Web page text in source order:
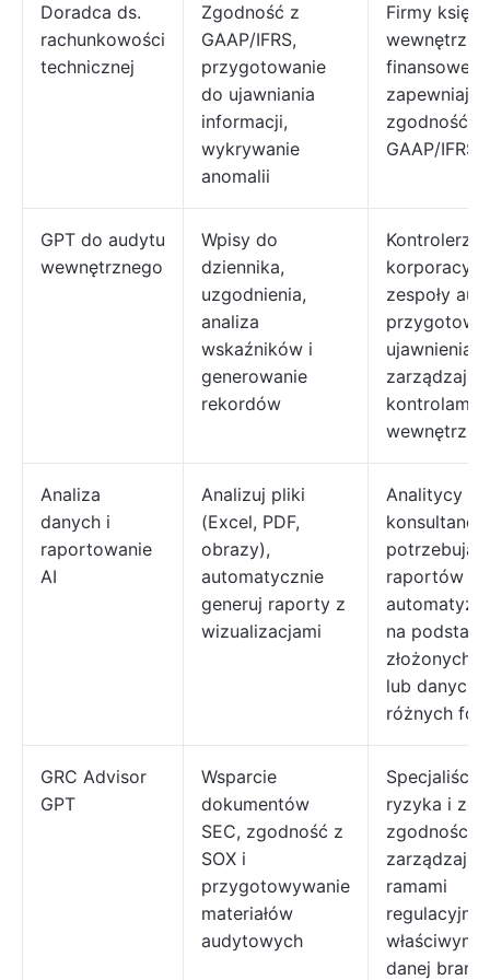
Doradca ds.
rachunkowości
technicznej
Zgodność z
GAAP/IFRS,
przygotowanie
do ujawniania
informacji,
wykrywanie
anomalii
Firmy
wewnętrzne
finansowe
zgodność z
GAAP/IFRS
GPT do audytu
wewnętrznego
Wpisy do
dziennika,
uzgodnienia,
analiza
wskaźników i
generowanie
rekordów
Kontrolerzy
zespoły
ujawnienia i
kontrolami
Analiza
danych i
raportowanie
AI
Analizuj pliki
(Excel, PDF,
obrazy),
automatycznie
generuj raporty z
wizualizacjami
Analitycy i
potrzebują
raportów
na
złożonych
lub danych
różnych
GRC Advisor
GPT
Wsparcie
dokumentów
SEC, zgodność z
SOX i
przygotowywanie
materiałów
audytowych
Specjaliści
ryzyka i
zgodności
ramami
właściwymi
danej